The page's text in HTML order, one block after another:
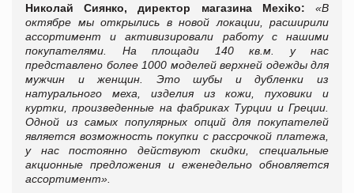
Николай Сиянко, директор магазина Mexiko:«В
октябре мы открылись в новой локации, расширили
ассортимент и активизировали работу с нашими
покупателями. На площади 140 кв.м. у нас
представлено более 1000 моделей верхней одежды для
мужчин и женщин. Это шубы и дубленки из
натурального меха, изделия из кожи, пуховики и
куртки, произведенные на фабриках Турции и Греции.
Одной из самых популярных опций для покупателей
является возможность покупки с рассрочкой платежа,
у нас постоянно действуют скидки, специальные
акционные предложения и еженедельно обновляется
ассортимент».